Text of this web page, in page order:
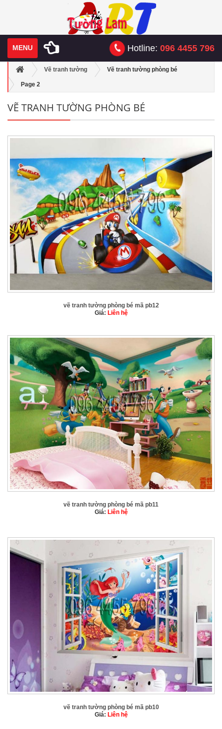
MENU Hotline: 096 4455 796
Vẽ tranh tường Vẽ tranh tường phòng bé
Page 2
VẼ TRANH TƯỜNG PHÒNG BÉ
vẽ tranh tường phòng bé mã pb12
Giá: Liên hệ
vẽ tranh tường phòng bé mã pb11
Giá: Liên hệ
vẽ tranh tường phòng bé mã pb10
Giá: Liên hệ